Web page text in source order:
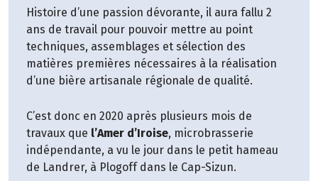
Histoire d’une passion dévorante, il aura fallu 2
ans de travail pour pouvoir mettre au point
techniques, assemblages et sélection des
matières premières nécessaires à la réalisation
d’une bière artisanale régionale de qualité.
C’est donc en 2020 après plusieurs mois de
travaux que l’Amer d’Iroise, microbrasserie
indépendante, a vu le jour dans le petit hameau
de Landrer, à Plogoff dans le Cap-Sizun.